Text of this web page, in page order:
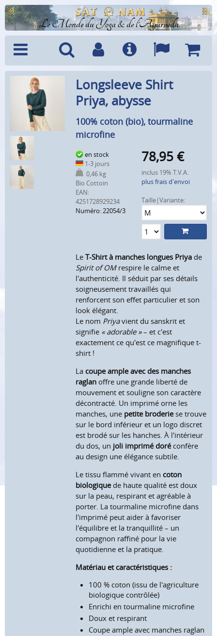
Le Monde du Yoga & de l'Ayurveda
Menu Recherche
CompteInfo Langues
Longsleeve Shirt
Priya, abysse
100% coton (bio), tourmaline
microfine
en stock
1-3 jours
0,46 kg
Bio Cottoin
EAN:
4251728929234
Numéro: 22054/3
78,95 €
inclus 19% T.V.A.
plus frais d'envoi
Taille|Variante:
LeT-Shirt à manches longues Priya de
Spirit of OMrespire le calme et
l'authenticité. Il séduit par ses détails
soigneusement travaillés qui
renforcent son effet particulier et son
look élégant.
Le nom Priyavient du sanskrit et
signifie « adorable »– et c'est
exactement ce qu'est ce magnifique t-
shirt !
Lacoupe ample avec des manches
raglan offre une grande liberté de
mouvement et souligne son caractère
décontracté. Un imprimé orne les
manches, une petite broderiese trouve
sur le bord inférieur et un logo discret
est brodé sur les hanches. À l'intérieur
du dos, un joli imprimé doréconfère
au design une élégance subtile.
Le tissu flammé vivant encoton
biologiquede haute qualité est doux
sur la peau, respirant et agréable à
porter. La tourmaline microfine dans
l'imprimé peut aider à favoriser
l'équilibre et la tranquillité – un
compagnon raffiné pour la vie
quotidienne et la pratique.
Matériau et caractéristiques :
100 % coton (issu de l'agriculture
biologique contrôlée)
Enrichi en tourmaline microfine
Doux et respirant
Coupe ample avec manches raglan